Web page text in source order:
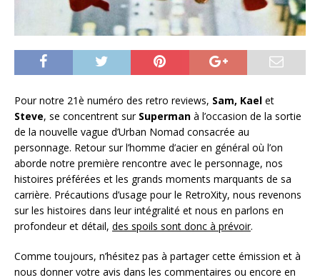
Pour notre 21è numéro des retro reviews, Sam, Kael et
Steve, se concentrent sur Superman à l’occasion de la sortie
de la nouvelle vague d’Urban Nomad consacrée au
personnage. Retour sur l’homme d’acier en général où l’on
aborde notre première rencontre avec le personnage, nos
histoires préférées et les grands moments marquants de sa
carrière. Précautions d’usage pour le RetroXity, nous revenons
sur les histoires dans leur intégralité et nous en parlons en
profondeur et détail, des spoils sont donc à prévoir.
Comme toujours, n’hésitez pas à partager cette émission et à
nous donner votre avis dans les commentaires ou encore en